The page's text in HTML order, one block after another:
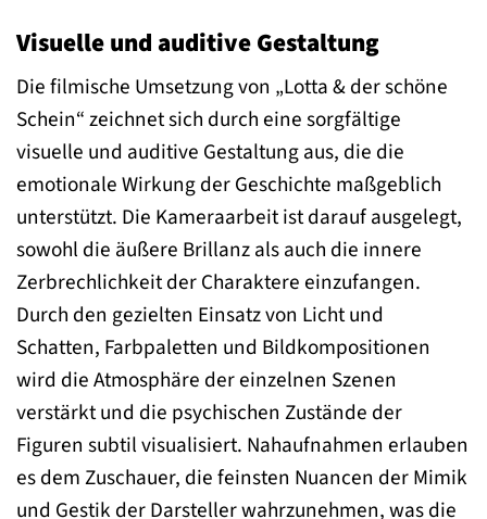
Visuelle und auditive Gestaltung
Die filmische Umsetzung von „Lotta & der schöne
Schein“ zeichnet sich durch eine sorgfältige
visuelle und auditive Gestaltung aus, die die
emotionale Wirkung der Geschichte maßgeblich
unterstützt. Die Kameraarbeit ist darauf ausgelegt,
sowohl die äußere Brillanz als auch die innere
Zerbrechlichkeit der Charaktere einzufangen.
Durch den gezielten Einsatz von Licht und
Schatten, Farbpaletten und Bildkompositionen
wird die Atmosphäre der einzelnen Szenen
verstärkt und die psychischen Zustände der
Figuren subtil visualisiert. Nahaufnahmen erlauben
es dem Zuschauer, die feinsten Nuancen der Mimik
und Gestik der Darsteller wahrzunehmen, was die